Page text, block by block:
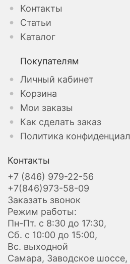
Контакты
Статьи
Каталог
Покупателям
Личный кабинет
Корзина
Мои заказы
Как сделать заказ
Политика
Контакты
+7 (846) 979-22-56
+7(846)973-58-09
Заказать звонок
Режим работы:
Пн-Пт. с 8:30 до 17:30,
Сб. с 10:00 до 15:00,
Вс. выходной
Самара, Заводское шоссе,